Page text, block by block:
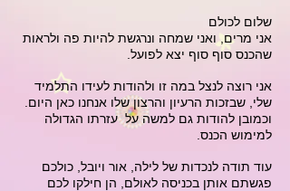
שלום לכולם
אני מרים, ואני שמחה ונרגשת להיות פה ולראות
שהכנס סוף סוף יצא לפועל.
אני רוצה לנצל במה זו ולהודות לעידו התלמיד
שלי, שבזכות הרעיון והרצון שלו אנחנו כאן היום.
וכמובן להודות גם למשה על עזרתו הגדולה
למימוש הכנס.
עוד תודה לנכדות של לילה, אור ויובל, כולכם
פגשתם אותן בכניסה לאולם, הן חילקו לכם